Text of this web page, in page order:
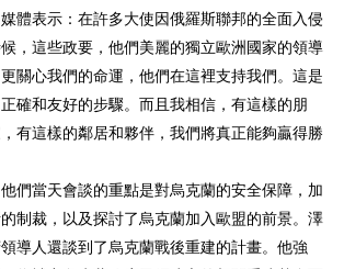
體表示：在許多大使因俄羅斯聯邦的全面入侵
，這些政要，他們美麗的獨立歐洲國家的領導
關心我們的命運，他們在這裡支持我們。這是
確和友好的步驟。而且我相信，有這樣的朋
有這樣的鄰居和夥伴，我們將真正能夠贏得勝
們當天會談的重點是對烏克蘭的安全保障，加
制裁，以及探討了烏克蘭加入歐盟的前景。澤
導人還談到了烏克蘭戰後重建的計畫。他強